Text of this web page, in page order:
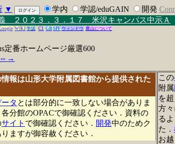
▼ 学内 学認/eduGAIN 開発
２０２３．３．１７ 米沢キャンパス中示Ａ
WIKI 学認 C1 GB SPF ウィンドウ 鷹山について
定番ホームページ厳選600
⇔ →
報は山形大学附属図書館から提供された
ータ と は部分的に一致しない場合がありま
各分館のOPACで御確認ください ． 資料の
サイト で御確認ください ． 開発中のためク
りますが御容赦ください ．
この
附属
を
方
る
た ．
お